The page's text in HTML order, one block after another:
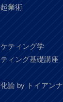
業術
ティング学
ィング基礎講座
論 by トイアンナ